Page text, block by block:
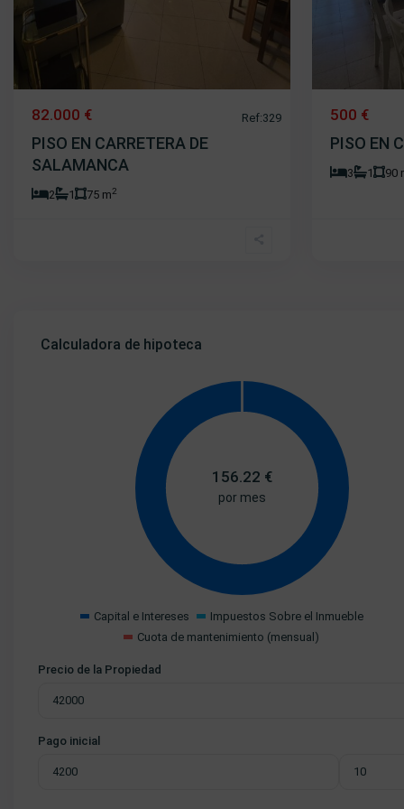
82.000 €
PISO EN CARRETERA DE
SALAMANCA
2 1 75 m2
Ref:329 500 €
PISO EN
3 1 90
Calculadora de hipoteca
156.22 €
por mes
Capital e Intereses
Impuestos Sobre el Inmueble
Cuota de mantenimiento (mensual)
Precio de la Propiedad
Pago inicial